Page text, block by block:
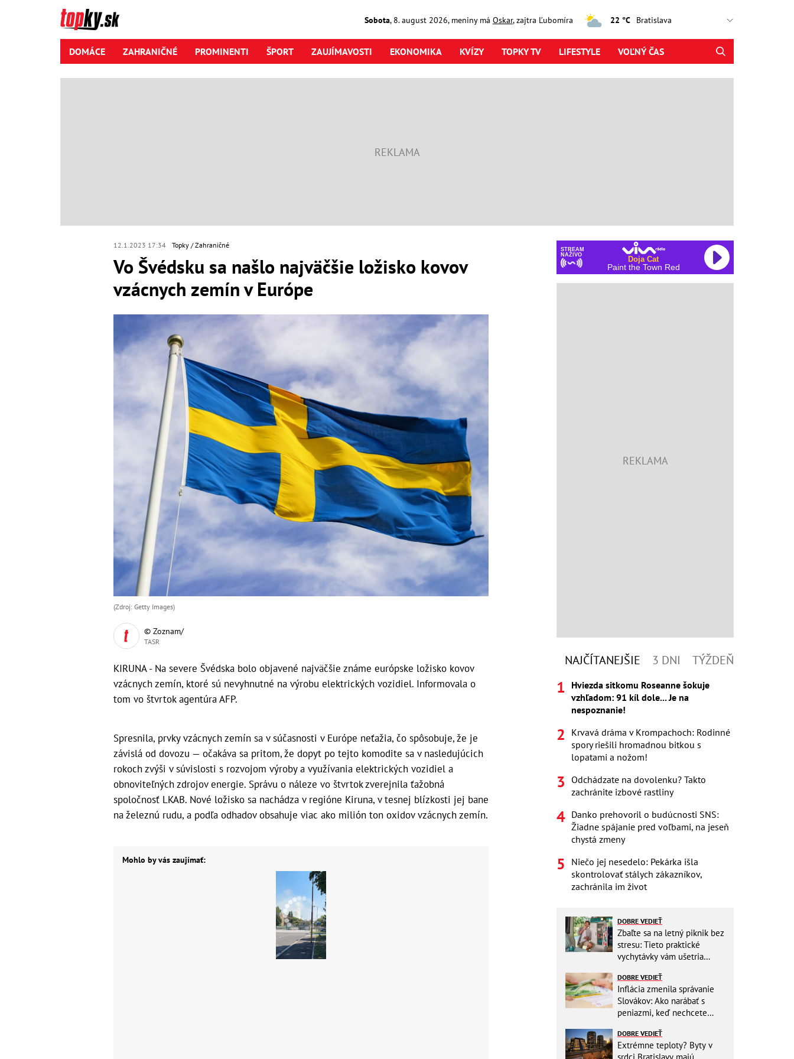
Sobota, 8. august2026, meniny má Oskar, zajtra Ľubomíra 22 °C
DOMÁCE ZAHRANIČNÉ PROMINENTI ŠPORT ZAUJÍMAVOSTI EKONOMIKA KVÍZY TOPKY TV LIFESTYLE VOĽNÝ ČAS
12.1.2023 17:34 Topky Zahraničné
Vo Švédsku sa našlo najväčšie ložisko kovov
vzácnych zemín v Európe
(Zdroj: Getty Images)
© Zoznam/
TASR
KIRUNA - Na severe Švédska bolo objavené najväčšie známe európske ložisko kovov
vzácnych zemín, ktoré sú nevyhnutné na výrobu elektrických vozidiel. Informovala o
tom vo štvrtok agentúra AFP.
Spresnila, prvky vzácnych zemín sa v súčasnosti v Európe neťažia, čo spôsobuje, že je
závislá od dovozu — očakáva sa pritom, že dopyt po tejto komodite sa v nasledujúcich
rokoch zvýši v súvislosti s rozvojom výroby a využívania elektrických vozidiel a
obnoviteľných zdrojov energie. Správu o náleze vo štvrtok zverejnila ťažobná
spoločnosť LKAB. Nové ložisko sa nachádza v regióne Kiruna, v tesnej blízkosti jej bane
na železnú rudu, a podľa odhadov obsahuje viac ako milión ton oxidov vzácnych zemín.
Mohlo by vás zaujímať:
STREAM
NAŽIVO
Doja Cat
Paint the Town Red
NAJČÍTANEJŠIE 3 DNI TÝŽDEŇ
Hviezda sitkomu Roseanne šokuje
vzhľadom: 91 kíl dole... Je na
nespoznanie!
Krvavá dráma v Krompachoch: Rodinné
spory riešili hromadnou bitkou s
lopatami a nožom!
Odchádzate na dovolenku? Takto
zachránite izbové rastliny
Danko prehovoril o budúcnosti SNS:
Žiadne spájanie pred voľbami, na jeseň
chystá zmeny
Niečo jej nesedelo: Pekárka išla
skontrolovať stálych zákazníkov,
zachránila im život
DOBRE VEDIEŤ
Zbaľte sa na letný piknik bez
stresu: Tieto praktické
vychytávky vám ušetria
DOBRE VEDIEŤ
Inflácia zmenila správanie
Slovákov: Ako narábať s
peniazmi, keď nechcete
DOBRE VEDIEŤ
Extrémne teploty? Byty v